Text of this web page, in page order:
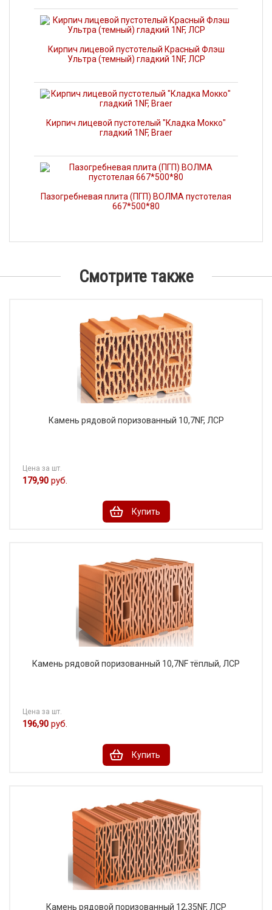
Кирпич лицевой пустотелый Красный Флэш
Ультра (темный) гладкий 1NF, ЛСР
Кирпич лицевой пустотелый "Кладка Мокко"
гладкий 1NF, Braer
Пазогребневая плита (ПГП) ВОЛМА пустотелая
667*500*80
Смотрите также
Камень рядовой поризованный 10,7NF, ЛСР
Цена за шт.
179,90 руб.
Купить
Камень рядовой поризованный 10,7NF тёплый, ЛСР
Цена за шт.
196,90 руб.
Купить
Камень рядовой поризованный 12,35NF, ЛСР